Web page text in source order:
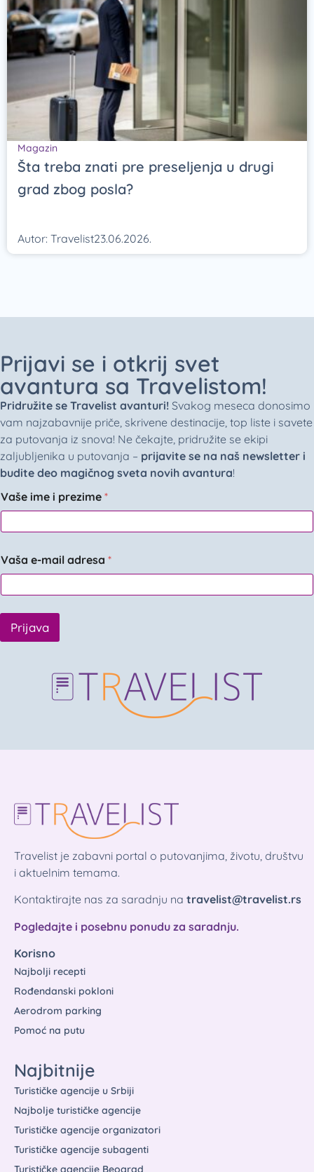
Magazin
Šta treba znati pre preseljenja u drugi
grad zbog posla?
Autor: Travelist23.06.2026.
Prijavi se i otkrij svet
avantura sa Travelistom!
Pridružite se Travelist avanturi! Svakog meseca donosimo
vam najzabavnije priče, skrivene destinacije, top liste i savete
za putovanja iz snova! Ne čekajte, pridružite se ekipi
zaljubljenika u putovanja – prijavite se na naš newsletter i
budite deo magičnog sveta novih avantura!
Vaše ime i prezime *
Vaša e-mail adresa *
Prijava
Travelist je zabavni portal o putovanjima, životu, društvu
i aktuelnim temama.
Kontaktirajte nas za saradnju na travelist@travelist.rs
Pogledajte i posebnu ponudu za saradnju.
Korisno
Najbolji recepti
Rođendanski pokloni
Aerodrom parking
Pomoć na putu
Najbitnije
Turističke agencije u Srbiji
Najbolje turističke agencije
Turističke agencije organizatori
Turističke agencije subagenti
Turističke agencije Beograd